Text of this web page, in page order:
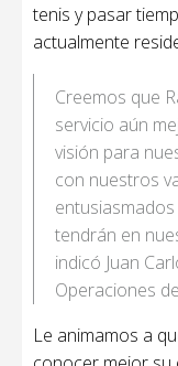
tenis y pasar
actualmente
Creemos que
servicio aún
visión para
con nuestros
tendrán en
indicó Juan
Operaciones
Le animamos a